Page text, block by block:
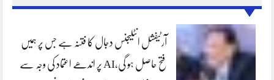
آرٹیفشل انٹلیجنس دجال کا فتنہ ہے جس پر ہمیں
فتح حاصل ہو گی،AI پر اندھے اعتماد کی وجہ سے